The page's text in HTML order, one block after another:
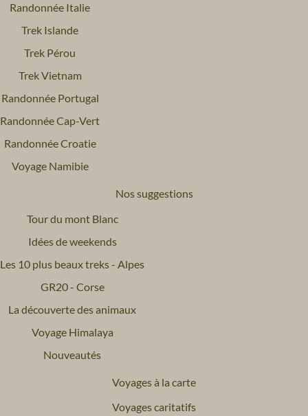
Randonnée Italie
Trek Islande
Trek Pérou
Trek Vietnam
Randonnée Portugal
Randonnée Cap-Vert
Randonnée Croatie
Voyage Namibie
Nos suggestions
Tour du mont Blanc
Idées de weekends
Les 10 plus beaux treks - Alpes
GR20 - Corse
La découverte des animaux
Voyage Himalaya
Nouveautés
Voyages à la carte
Voyages caritatifs